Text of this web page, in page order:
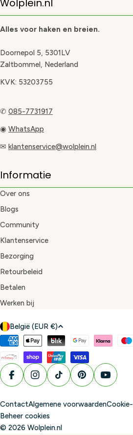
Alles voor haken en breien.
Doornepol 5, 5301LV
Zaltbommel, Nederland
KVK: 53203755
✆ 085-7731917
◉ WhatsApp
✉ klantenservice@wolplein.nl
Informatie
Over ons
Blogs
Community
Klantenservice
Bezorging
Retourbeleid
Betalen
Werken bij
L
a
n
d
/
e
g
i
België (EUR €)
Betaalmethoden
FacebookInstagramTikTokPinterestYouTube
© 2026 Wolplein.nl
ContactAlgemene voorwaarden
Beheer cookies